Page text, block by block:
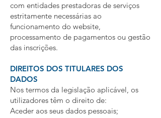
com entidades prestadoras de serviços
estritamente necessárias ao
funcionamento do website,
processamento de pagamentos ou gestão
das inscrições.
DIREITOS DOS TITULARES DOS
DADOS
Nos termos da legislação aplicável, os
utilizadores têm o direito de:
Aceder aos seus dados pessoais;